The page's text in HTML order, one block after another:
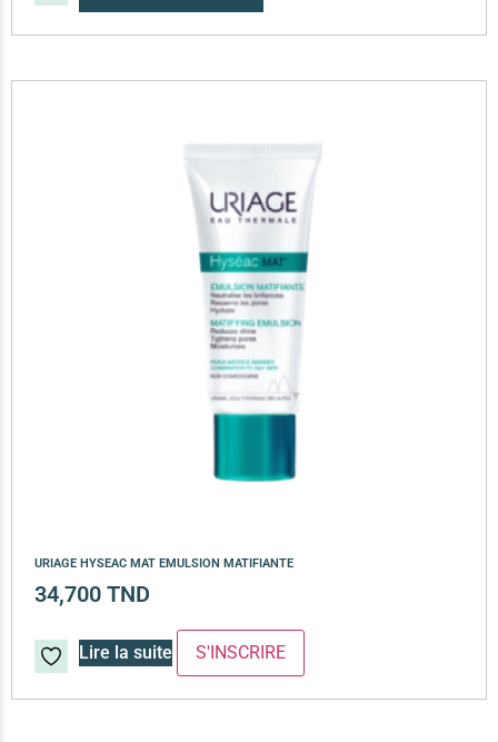
URIAGE HYSEAC MAT EMULSION MATIFIANTE
34,700 TND
Lire la suite